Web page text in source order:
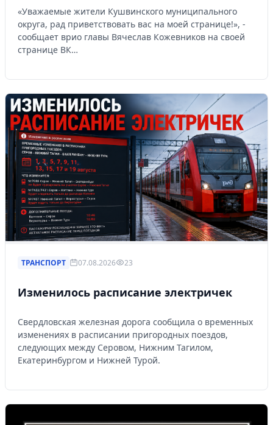
«Уважаемые жители Кушвинского муниципального
округа, рад приветствовать вас на моей странице!», -
сообщает врио главы Вячеслав Кожевников на своей
странице ВК…
ТРАНСПОРТ 07.08.2026 23
Изменилось расписание электричек
Свердловская железная дорога сообщила о временных
изменениях в расписании пригородных поездов,
следующих между Серовом, Нижним Тагилом,
Екатеринбургом и Нижней Турой.